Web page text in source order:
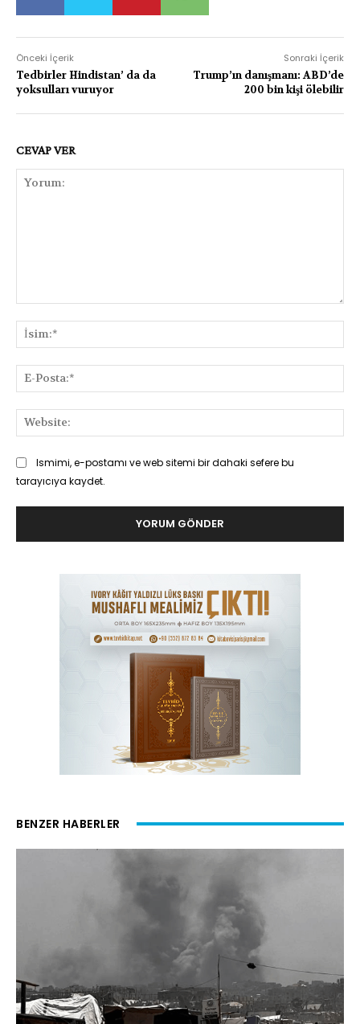
Önceki İçerik
Tedbirler Hindistan’ da da
yoksulları vuruyor
Sonraki İçerik
Trump’ın danışmanı: ABD’de
200 bin kişi ölebilir
CEVAP VER
Ismimi, e-postamı ve web sitemi bir dahaki sefere bu
tarayıcıya kaydet.
BENZER HABERLER